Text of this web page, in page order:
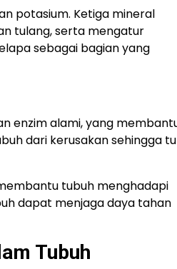
potasium. Ketiga mineral
tulang, serta mengatur
sebagai bagian yang
enzim alami, yang
dari kerusakan sehingga
tubuh menghadapi
dapat menjaga daya tahan
Tubuh